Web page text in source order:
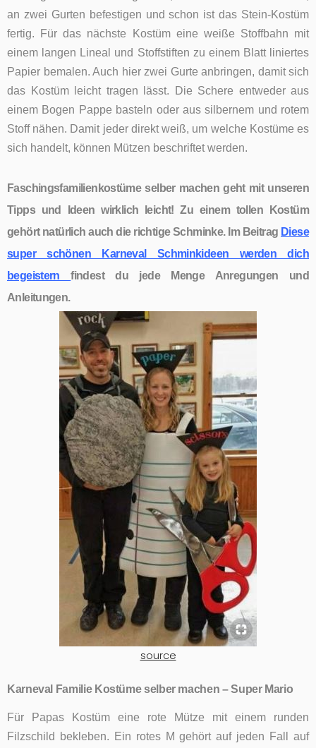
an zwei Gurten befestigen und schon ist das Stein-Kostüm
fertig. Für das nächste Kostüm eine weiße Stoffbahn mit
einem langen Lineal und Stoffstiften zu einem Blatt liniertes
Papier bemalen. Auch hier zwei Gurte anbringen, damit sich
das Kostüm leicht tragen lässt. Die Schere entweder aus
einem Bogen Pappe basteln oder aus silbernem und rotem
Stoff nähen. Damit jeder direkt weiß, um welche Kostüme es
sich handelt, können Mützen beschriftet werden.
Faschingsfamilienkostüme selber machengeht mit unseren
Tipps und Ideen wirklich leicht! Zu einem tollen Kostüm
gehört natürlich auch die richtige Schminke. Im Beitrag Diese
super schönen Karneval Schminkideen werden dich
begeisternfindest du jede Menge Anregungen und
Anleitungen.
source
Karneval Familie Kostüme selber machen – Super Mario
Für Papas Kostüm eine rote Mütze mit einem runden
Filzschild bekleben. Ein rotes M gehört auf jeden Fall auf